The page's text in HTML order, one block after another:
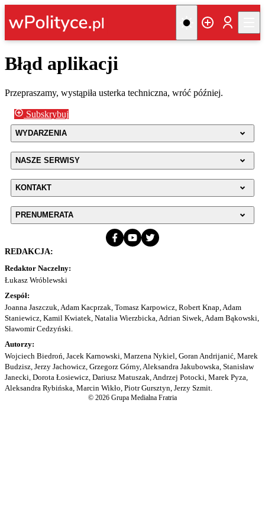
Błąd aplikacji
Przepraszamy, wystąpiła usterka techniczna, wróć później.
Subskrybuj
WYDARZENIA
NASZE SERWISY
KONTAKT
PRENUMERATA
REDAKCJA:
Redaktor Naczelny:
Łukasz Wróblewski
Zespół:
Joanna Jaszczuk, Adam Kacprzak, Tomasz Karpowicz, Robert Knap, Adam
Staniewicz, Kamil Kwiatek, Natalia Wierzbicka, Adrian Siwek, Adam Bąkowski,
Sławomir Cedzyński.
Autorzy:
Wojciech Biedroń, Jacek Karnowski, Marzena Nykiel, Goran Andrijanić, Marek
Budzisz, Jerzy Jachowicz, Grzegorz Górny, Aleksandra Jakubowska, Stanisław
Janecki, Dorota Łosiewicz, Dariusz Matuszak, Andrzej Potocki, Marek Pyza,
Aleksandra Rybińska, Marcin Wikło, Piotr Gursztyn, Jerzy Szmit.
© 2026 Grupa Medialna Fratria